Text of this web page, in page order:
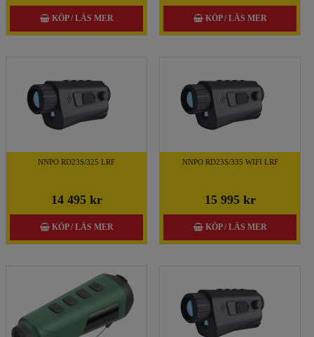
KÖP / LÄS MER KÖP / LÄS MER
NNPO RD23S/325 LRF
14 495 kr
KÖP / LÄS MER
NNPO RD23S/335 WIFI LRF
15 995 kr
KÖP / LÄS MER